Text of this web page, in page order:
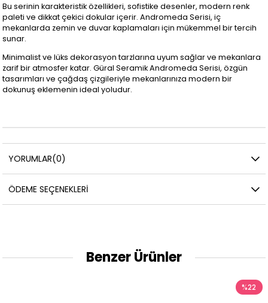
Bu serinin karakteristik özellikleri, sofistike desenler, modern renk
paleti ve dikkat çekici dokular içerir. Andromeda Serisi, iç
mekanlarda zemin ve duvar kaplamaları için mükemmel bir tercih
sunar.
Minimalist ve lüks dekorasyon tarzlarına uyum sağlar ve mekanlara
zarif bir atmosfer katar. Güral Seramik Andromeda Serisi, özgün
tasarımları ve çağdaş çizgileriyle mekanlarınıza modern bir
dokunuş eklemenin ideal yoludur.
YORUMLAR(0)
ÖDEME SEÇENEKLERI
Benzer Ürünler
%22